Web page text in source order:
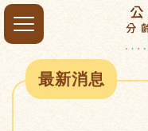
最新消息